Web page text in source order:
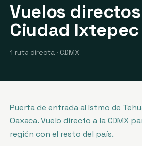
Vuelos
Ciudad Ixtepec
1 ruta directa · CDMX
Puerta de entrada al Istmo de
Oaxaca. Vuelo directo a la CDMX
región con el resto del país.